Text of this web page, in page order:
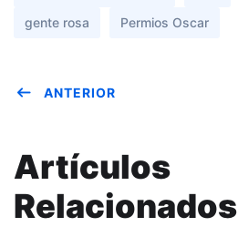
gente rosa
Permios Oscar
ANTERIOR
Artículos
Relacionados